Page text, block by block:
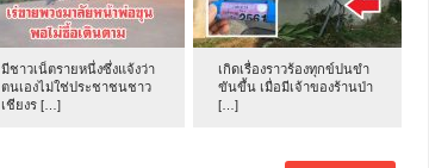
มีชาวเน็ตรายหนึ่งซึ่งแจ้งว่า
ตนเองไม่ใช่ประชาชนชาว
เชียงร […]
เกิดเรื่องราวร้องทุกข์ปนขำ
ขันขึ้น เมื่อมีเจ้าของร้านป่า
[…]